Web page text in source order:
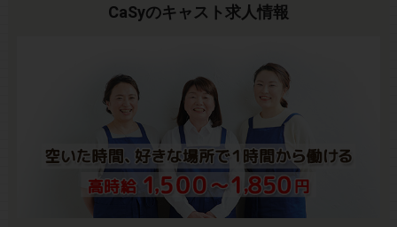
CaSyのキャスト求人情報